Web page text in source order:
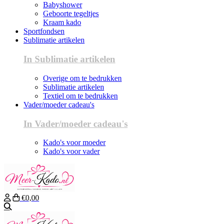
Babyshower
Geboorte tegeltjes
Kraam kado
Sportfondsen
Sublimatie artikelen
In Sublimatie artikelen
Overige om te bedrukken
Sublimatie artikelen
Textiel om te bedrukken
Vader/moeder cadeau's
In Vader/moeder cadeau's
Kado's voor moeder
Kado's voor vader
€0,00